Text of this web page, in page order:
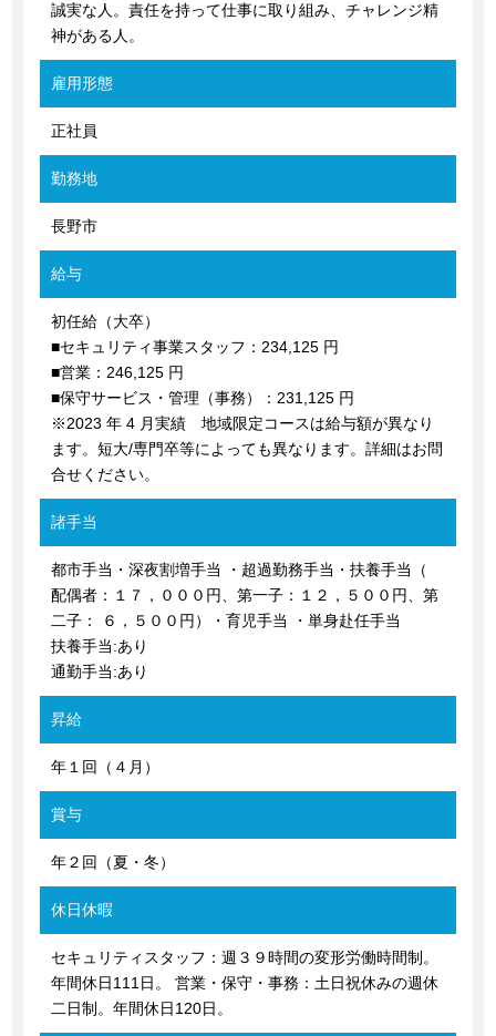
誠実な人。責任を持って仕事に取り組み、チャレンジ精
神がある人。
雇用形態
正社員
勤務地
長野市
給与
初任給（大卒）
■セキュリティ事業スタッフ：234,125 円
■営業：246,125 円
■保守サービス・管理（事務）：231,125 円
※2023 年 4 月実績 地域限定コースは給与額が異なり
ます。短大/専門卒等によっても異なります。詳細はお問
合せください。
諸手当
都市手当・深夜割増手当 ・超過勤務手当・扶養手当（
配偶者：１７，０００円、第一子：１２，５００円、第
二子： ６，５００円）・育児手当 ・単身赴任手当
扶養手当:あり
通勤手当:あり
昇給
年１回（４月）
賞与
年２回（夏・冬）
休日休暇
セキュリティスタッフ：週３９時間の変形労働時間制。
年間休日111日。 営業・保守・事務：土日祝休みの週休
二日制。年間休日120日。